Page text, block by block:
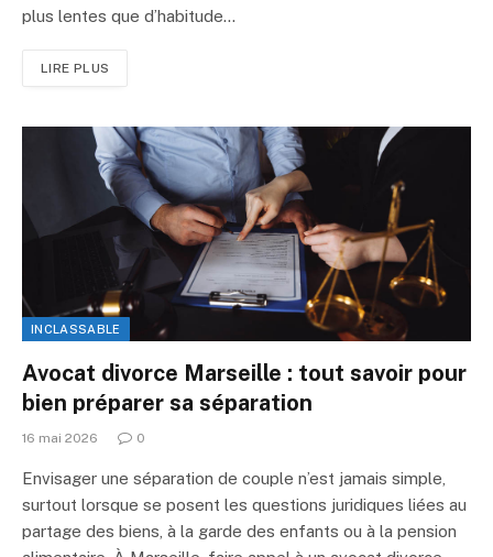
plus lentes que d’habitude…
LIRE PLUS
INCLASSABLE
Avocat divorce Marseille : tout savoir pour
bien préparer sa séparation
16 mai 2026 0
Envisager une séparation de couple n’est jamais simple,
surtout lorsque se posent les questions juridiques liées au
partage des biens, à la garde des enfants ou à la pension